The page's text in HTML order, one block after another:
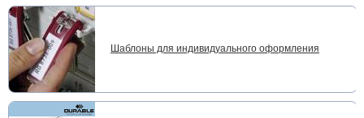
Шаблоны для индивидуального оформления